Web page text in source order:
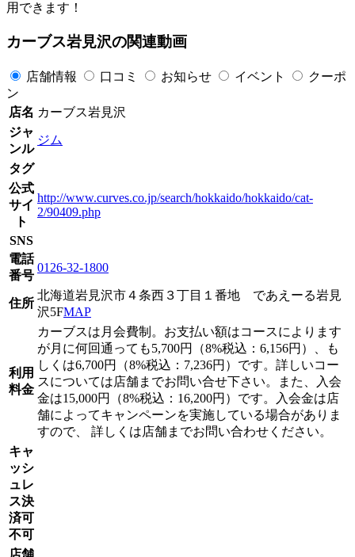
用できます！
カーブス岩見沢の関連動画
店舗情報 口コミ お知らせ イベント
クーポ
ン
店名 カーブス岩見沢
ジャ
ンル
ジム
タグ
公式
サイ
ト
http://www.curves.co.jp/search/hokkaido/hokkaido/cat-
2/90409.php
SNS
電話
番号
0126-32-1800
住所
北海道岩見沢市４条西３丁目１番地 であえーる岩見
沢5FMAP
利用
料金
カーブスは月会費制。お支払い額はコースによります
が月に何回通っても5,700円（8%税込：6,156円）、も
しくは6,700円（8%税込：7,236円）です。詳しいコー
スについては店舗までお問い合せ下さい。また、入会
金は15,000円（8%税込：16,200円）です。入会金は店
舗によってキャンペーンを実施している場合がありま
すので、 詳しくは店舗までお問い合わせください。
キャ
ッシ
ュレ
ス決
済可
不可
店舗